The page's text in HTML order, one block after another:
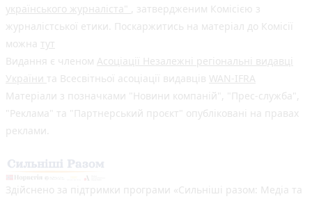
українського журналіста"
, затвердженим Комісією з
журналістської етики. Поскаржитись на матеріал до Комісії
можна тут
Видання є членом Асоціації Незалежні регіональні видавці
України та Всесвітньої асоціації видавців WAN-IFRA
Матеріали з позначками "Новини компаній", "Прес-служба",
"Реклама" та "Партнерський проєкт" опубліковані на правах
реклами.
Здійснено за підтримки програми «Сильніші разом: Медіа та